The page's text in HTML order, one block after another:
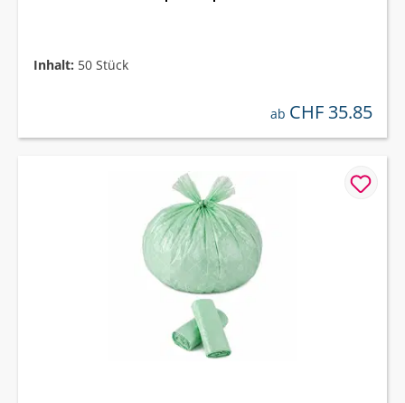
Inhalt: 50 Stück
regulärer preis:
ab CHF 35.85